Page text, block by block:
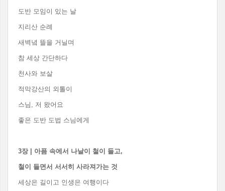
도반 모임이 있는 날
지리산 순례
새벽녘 뜰을 거닐며
참 세상 간단하다
천사와 보살
적막강산의 외톨이
스님, 저 왔어요
좋은 도반 도법 스님에게
3장 아픔 속에서 나날이 철이 들고,
철이 들면서 서서히 사라져가는 것
세상은 길이고 인생은 여행이다